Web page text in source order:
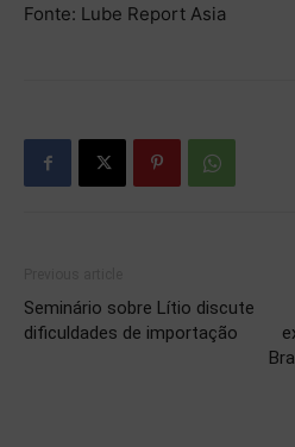
Fonte: Lube Report Asia
Seminário sobre Lítio discute
dificuldades de importação